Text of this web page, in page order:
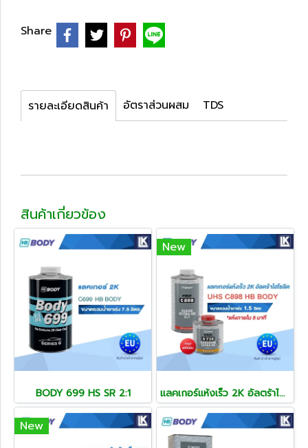
Share
รายละเอียดสินค้า อัตราส่วนผสม TDS
สินค้าเกี่ยวข้อง
BODY 699 HS SR 2:1
New
แลคเกอร์แห้งเร็ว 2K อัลตร้าไฮโซลิด UHS แห้งภายใน 5 นาที UHS C898 HB BODY เกรดพรีเมี่ยม
New